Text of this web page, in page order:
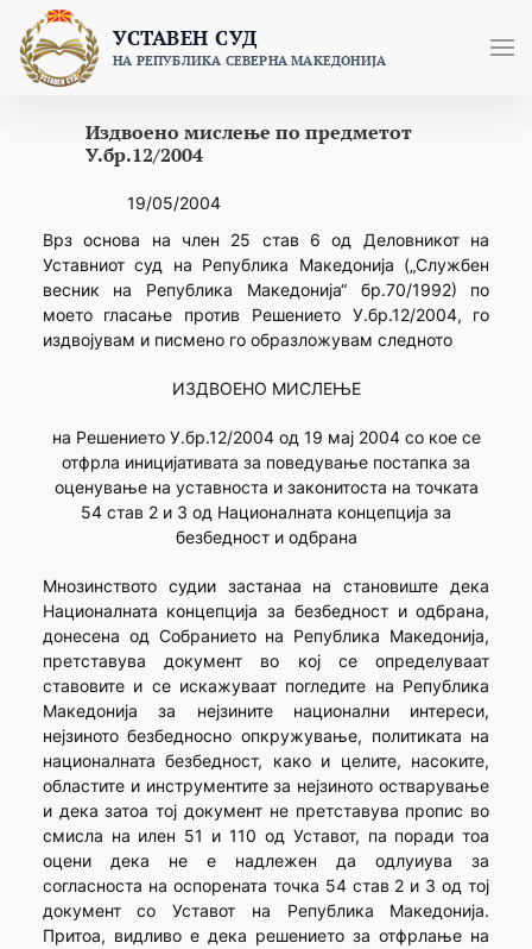
content
УСТАВЕН СУД
НА РЕПУБЛИКА СЕВЕРНА МАКЕДОНИЈА
Издвоено мислење по предметот
У.бр.12/2004
19/05/2004
Врз основа на член 25 став 6 од Деловникот на
Уставниот суд на Република Македонија („Службен
весник на Република Македонија“ бр.70/1992) по
моето гласање против Решението У.бр.12/2004, го
издвојувам и писмено го образложувам следното
ИЗДВОЕНО МИСЛЕЊЕ
на Решението У.бр.12/2004 од 19 мај 2004 со кое се
отфрла иницијативата за поведување постапка за
оценување на уставноста и законитоста на точката
54 став 2 и 3 од Националната концепција за
безбедност и одбрана
Мнозинството судии застанаа на становиште дека
Националната концепција за безбедност и одбрана,
донесена од Собранието на Република Македонија,
претставува документ во кој се определуваат
ставовите и се искажуваат погледите на Република
Македонија за нејзините национални интереси,
нејзиното безбедносно опкружување, политиката на
националната безбедност, како и целите, насоките,
областите и инструментите за нејзиното остварување
и дека затоа тој документ не претставува пропис во
смисла на илен 51 и 110 од Уставот, па поради тоа
оцени дека не е надлежен да одлуиува за
согласноста на оспорената точка 54 став 2 и 3 од тој
документ со Уставот на Република Македонија.
Притоа, видливо е дека решението за отфрлање на